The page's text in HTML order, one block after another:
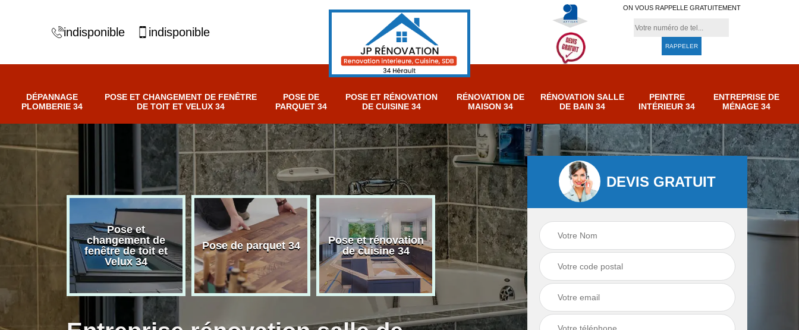
indisponible indisponible
ON VOUS RAPPELLE GRATUITEMENT
DÉPANNAGE
PLOMBERIE 34
POSE ET CHANGEMENT DE FENÊTRE
DE TOIT ET VELUX 34
POSE DE
PARQUET 34
POSE ET RÉNOVATION
DE CUISINE 34
RÉNOVATION DE
MAISON 34
RÉNOVATION SALLE
DE BAIN 34
PEINTRE
INTÉRIEUR 34
ENTREPRISE DE
MÉNAGE 34
34
Pose et
changement de
fenêtre de toit et
Velux 34
Pose de parquet 34
Pose et rénovation
de cuisine 34
Rénovation salle de
bain 34
Entreprise de
ménage 34
DEVIS GRATUIT